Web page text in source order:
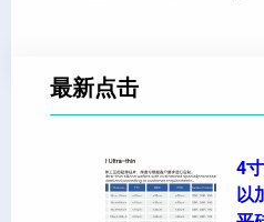
最新点击
4
以